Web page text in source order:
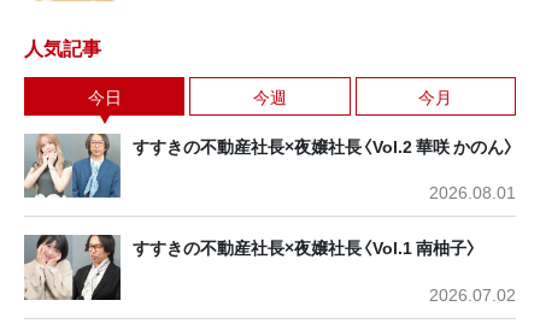
人気記事
今日 今週 今月
すすきの不動産社長×夜嬢社長〈Vol.2 華咲 かのん〉
2026.08.01
すすきの不動産社長×夜嬢社長〈Vol.1 南柚子〉
2026.07.02